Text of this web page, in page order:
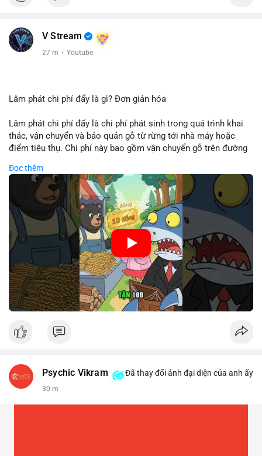
V Stream
27 m · Youtube
Lâm phát chi phí đẩy là gì? Đơn giản hóa
Lâm phát chi phí đẩy là chi phí phát sinh trong quá trình khai
thác, vận chuyển và bảo quản gỗ từ rừng tới nhà máy hoặc
điểm tiêu thụ. Chi phí này bao gồm vận chuyển gỗ trên đường
điều kiện địa hình. Việc hiểu rõ chi phí đẩy giúp doanh nghiệp
lâm nghiệp tối ưu hoá chuỗi cung ứng và kiểm soát lợi nhuận.
🎥 Xem video trực tiếp tại:
Nguồn: Cú Thông Thái
Đọc thêm
Psychic Vikram Đã thay đổi ảnh đại diện của anh ấy
30 m